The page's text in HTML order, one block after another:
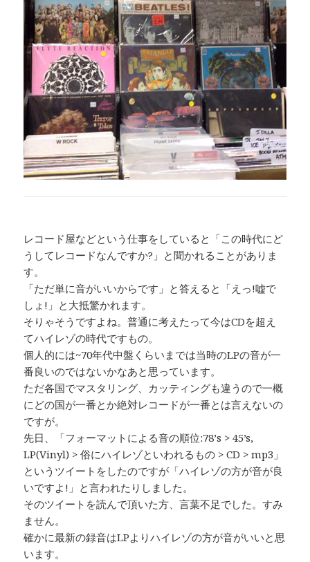
レコード屋などという仕事をしていると「この時代にど
うしてレコードなんですか?」と聞かれることがありま
す。
「ただ単に音がいいからです」と答えると「えっ!嘘で
しょ!」と大抵驚かれます。
そりゃそうですよね。普通に考えたって今はCDを超え
てハイレゾの時代ですもの。
個人的には~70年代中盤くらいまでは当時のLPの音が一
番良いのではないかなあと思っています。
ただ各国でマスタリング、カッティングも違うので一概
にどの国が一番とか絶対レコードが一番とは言えないの
ですが。
先日、「フォーマットによる音の順位:78’s > 45’s,
LP(Vinyl) > 俗にハイレゾといわれるもの > CD > mp3」
というツイートをしたのですが「ハイレゾの方が音が良
いですよ!」と言われたりしました。
そのツイートを読んで頂いた方、言葉不足でした。すみ
ません。
確かに最新の録音はLPよりハイレゾの方が音がいいと思
います。